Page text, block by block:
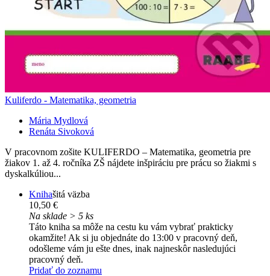
Kuliferdo - Matematika, geometria
Mária Mydlová
Renáta Sivoková
V pracovnom zošite KULIFERDO – Matematika, geometria pre
žiakov 1. až 4. ročníka ZŠ nájdete inšpiráciu pre prácu so žiakmi s
dyskalkúliou...
Knihašitá väzba
10,50 €
Na sklade > 5 ks
Táto kniha sa môže na cestu ku vám vybrať prakticky
okamžite! Ak si ju objednáte do 13:00 v pracovný deň,
odošleme vám ju ešte dnes, inak najneskôr nasledujúci
pracovný deň.
Pridať do zoznamu